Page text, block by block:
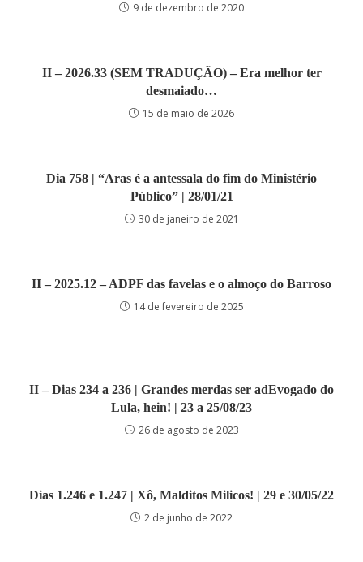
9 de dezembro de 2020
II – 2026.33 (SEM TRADUÇÃO) – Era melhor ter
desmaiado…
15 de maio de 2026
Dia 758 | “Aras é a antessala do fim do Ministério
Público” | 28/01/21
30 de janeiro de 2021
II – 2025.12 – ADPF das favelas e o almoço do Barroso
14 de fevereiro de 2025
II – Dias 234 a 236 | Grandes merdas ser adEvogado do
Lula, hein! | 23 a 25/08/23
26 de agosto de 2023
Dias 1.246 e 1.247 | Xô, Malditos Milicos! | 29 e 30/05/22
2 de junho de 2022